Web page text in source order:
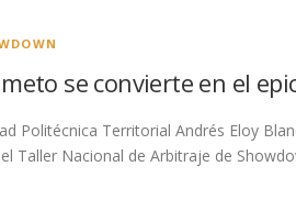
se convierte en el
Politécnica Territorial Andrés Eloy
Taller Nacional de Arbitraje de